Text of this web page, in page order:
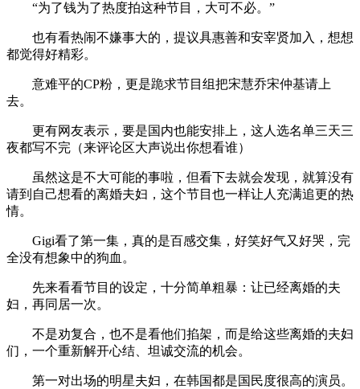
“为了钱为了热度拍这种节目，大可不必。”
也有看热闹不嫌事大的，提议具惠善和安宰贤加入，想想
都觉得好精彩。
意难平的CP粉，更是跪求节目组把宋慧乔宋仲基请上
去。
更有网友表示，要是国内也能安排上，这人选名单三天三
夜都写不完（来评论区大声说出你想看谁）
虽然这是不大可能的事啦，但看下去就会发现，就算没有
请到自己想看的离婚夫妇，这个节目也一样让人充满追更的热
情。
Gigi看了第一集，真的是百感交集，好笑好气又好哭，完
全没有想象中的狗血。
先来看看节目的设定，十分简单粗暴：让已经离婚的夫
妇，再同居一次。
不是劝复合，也不是看他们掐架，而是给这些离婚的夫妇
们，一个重新解开心结、坦诚交流的机会。
第一对出场的明星夫妇，在韩国都是国民度很高的演员。